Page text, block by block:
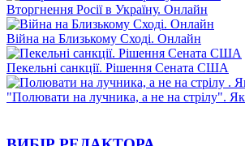
Вторгнення Росії в Україну. Онлайн
Війна на Близькому Сході. Онлайн
Пекельні санкції. Рішення Сената США
"Полювати на лучника, а не на стрілу". Як